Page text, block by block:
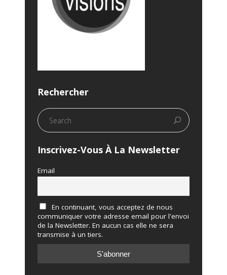
Rechercher
Inscrivez-Vous À La Newsletter
Email
En continuant, vous acceptez de nous
communiquer votre adresse email pour l'envoi
de la Newsletter. En aucun cas elle ne sera
transmise à un tiers.